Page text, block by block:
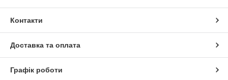
Контакти
Доставка та оплата
Графік роботи